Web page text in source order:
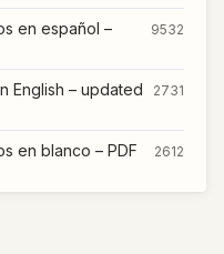
en español –
9532
English – updated
2731
en blanco – PDF 2612